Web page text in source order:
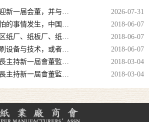
香港瓦通纸业厂商会迎新一届会董，并与中包联纸委会结战略合作伙伴！！
2026-07-31
【头条】贸易战最可怕的事情发生，中国拿美废再动刀，国废可能要涨上天！
2018-06-07
【头条】疯狂！多地区纸厂、纸板厂、纸箱厂纷纷发出5月涨价函！
2018-06-07
【头条】投资数字印刷设备与技术，或者至少准备投资，是避免落后的必要条件！
2018-06-07
主禮嘉賓梁敬國副局長主持新一屆會董監誓儀式
2018-03-04
主禮嘉賓梁敬國副局長主持新一屆會董監誓儀式
2018-03-04